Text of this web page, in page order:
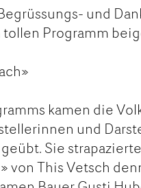
und
Programm
kamen die
und
Sie
von This Vetsch